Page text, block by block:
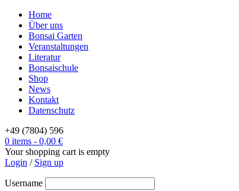
Home
Über uns
Bonsai Garten
Veranstaltungen
Literatur
Bonsaischule
Shop
News
Kontakt
Datenschutz
+49 (7804) 596
0 items - 0,00 €
Your shopping cart is empty
Login / Sign up
Username